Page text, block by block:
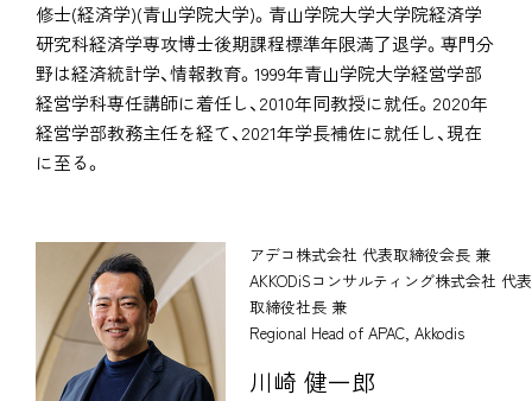
修士(経済学)(青山学院大学)。青山学院大学大学院経済学
研究科経済学専攻博士後期課程標準年限満了退学。専門分
野は経済統計学、情報教育。1999年青山学院大学経営学部
経営学科専任講師に着任し、2010年同教授に就任。2020年
経営学部教務主任を経て、2021年学長補佐に就任し、現在
に至る。
アデコ株式会社 代表取締役会長 兼
AKKODiSコンサルティング株式会社 代表
取締役社長 兼
Regional Head of APAC, Akkodis
川崎 健一郎